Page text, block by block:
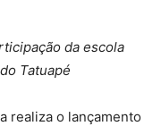
da escola
Tatuapé
realiza o lançamento